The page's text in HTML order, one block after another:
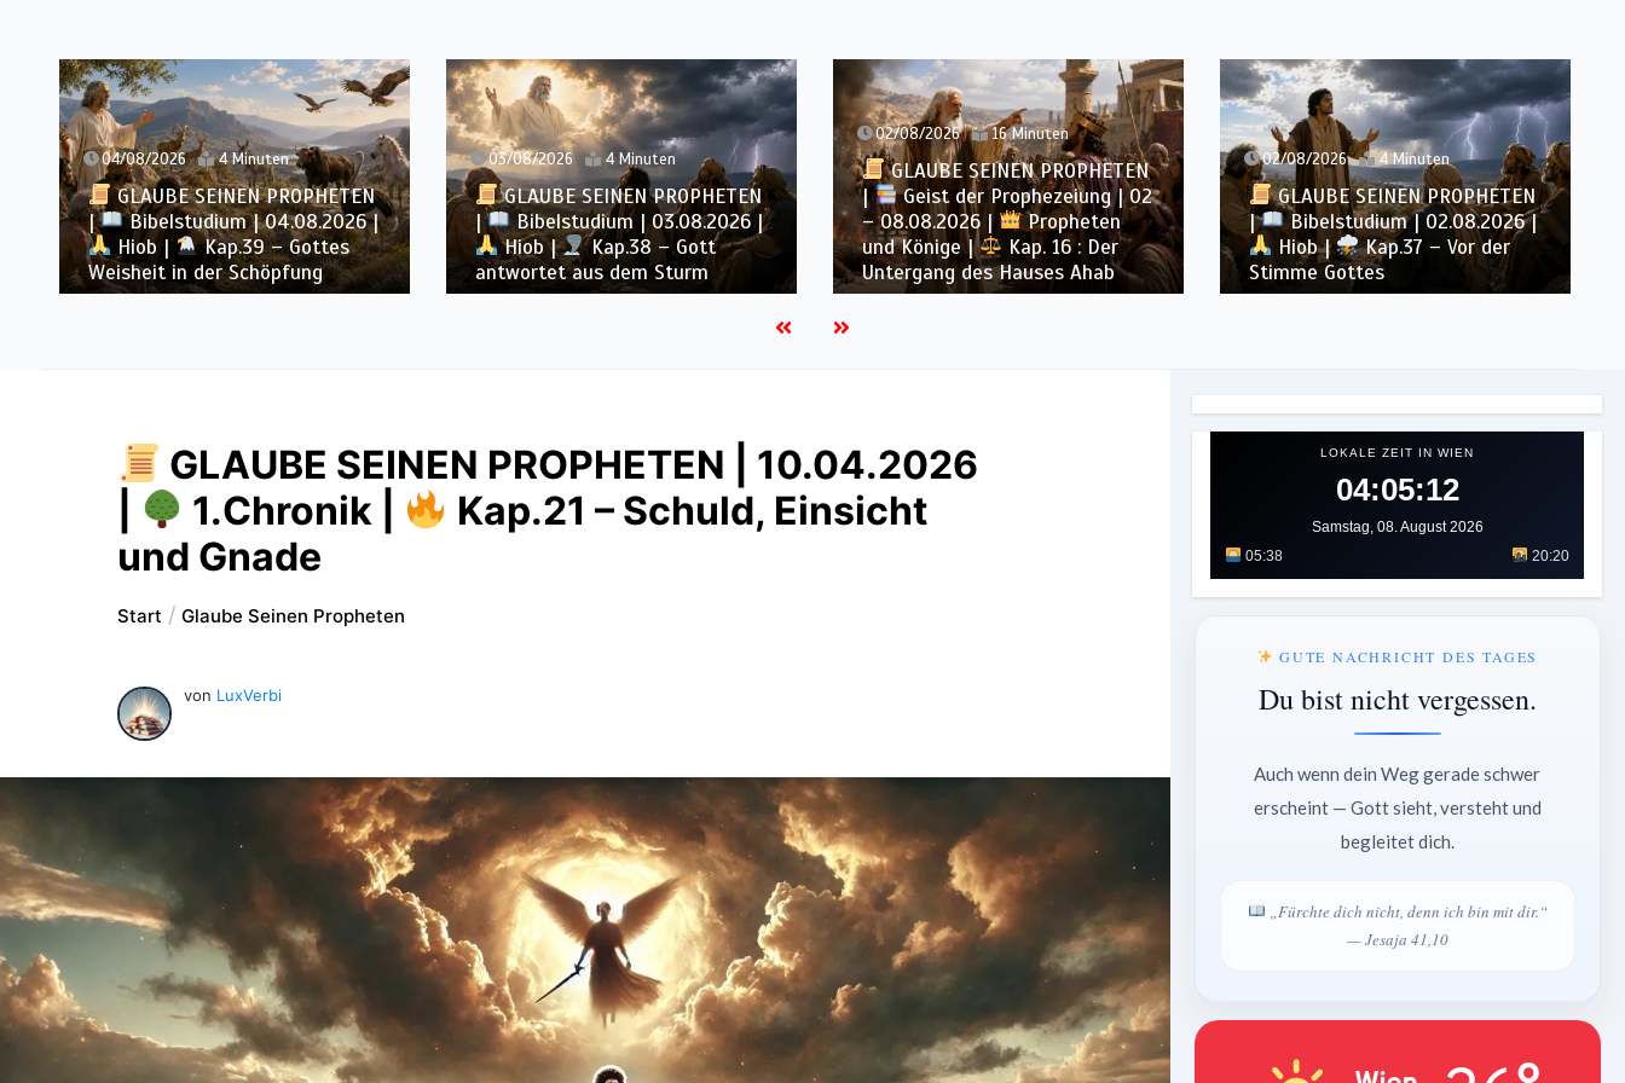
03/08/2026 4 Minuten
GLAUBE SEINEN PROPHETEN
|
Bibelstudium | 03.08.2026 |
Hiob |
Kap.38 – Gott
antwortet aus dem Sturm
02/08/2026 16 Minuten
GLAUBE SEINEN PROPHETEN
|
Geist der Prophezeiung | 02
– 08.08.2026 |
Propheten
und Könige |
Kap. 16 : Der
Untergang des Hauses Ahab
02/08/2026 4 Minuten
GLAUBE SEINEN PROPHETEN
|
Bibelstudium | 02.08.2026 |
Hiob |
Kap.37 – Vor der
Stimme Gottes
01/08/2026 4 Minuten
GLAUBE SEINEN PROPHETEN
|
Bibelstudium | 01.08.2026 |
Hiob |
Kap.36 – Gott lehrt
durch seine Wege
GLAUBE SEINEN PROPHETEN | 10.04.2026
1.Chronik |
Kap.21 – Schuld, Einsicht
und Gnade
Start Glaube Seinen Propheten
von LuxVerbi
LOKALE ZEIT IN WIEN
04:05:14
Samstag, 08. August 2026
05:38
20:20
GUTE NACHRICHT DES TAGES
Du bist nicht vergessen.
Auch wenn dein Weg gerade schwer
erscheint — Gott sieht, versteht und
begleitet dich.
„Fürchte dich nicht, denn ich bin mit dir.“
— Jesaja 41,10